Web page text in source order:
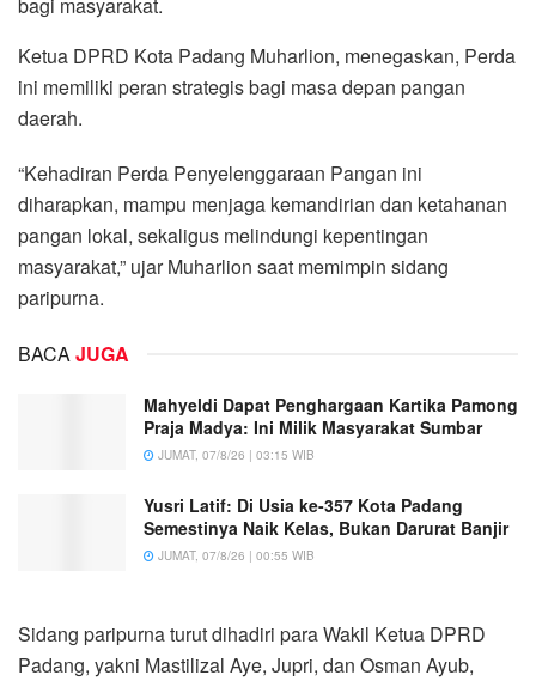
Ketua DPRD Kota Padang Muharlion, menegaskan, Perda
ini memiliki peran strategis bagi masa depan pangan
daerah.
“Kehadiran Perda Penyelenggaraan Pangan ini
diharapkan, mampu menjaga kemandirian dan ketahanan
pangan lokal, sekaligus melindungi kepentingan
masyarakat,” ujar Muharlion saat memimpin sidang
paripurna.
BACAJUGA
Mahyeldi Dapat Penghargaan Kartika Pamong
Praja Madya: Ini Milik Masyarakat Sumbar
JUMAT, 07/8/26 | 03:15 WIB
Yusri Latif: Di Usia ke-357 Kota Padang
Semestinya Naik Kelas, Bukan Darurat Banjir
JUMAT, 07/8/26 | 00:55 WIB
Sidang paripurna turut dihadiri para Wakil Ketua DPRD
Padang, yakni Mastilizal Aye, Jupri, dan Osman Ayub,